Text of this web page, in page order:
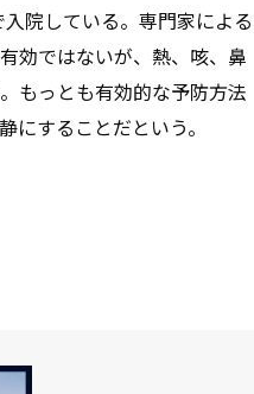
院している。専門家による
効ではないが、熱、咳、鼻
もっとも有効的な予防方法
することだという。